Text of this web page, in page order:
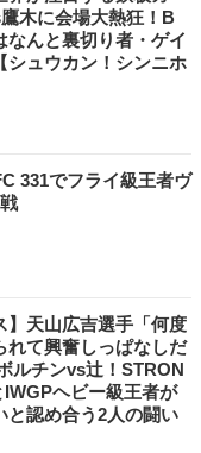
木に会場大熱狂！B
なんと裏切り者・ゲイ
ュウカン！シンニホ
331でフライ級王者ヴ
】天山広吉選手「何度
れて興奮しっぱなしだ
ルチンvs辻！STRON
ヘビー級王者が
と認め合う2人の闘い